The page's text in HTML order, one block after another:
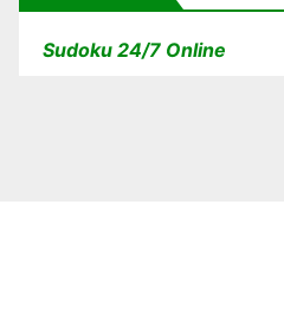
Sudoku 24/7 Online